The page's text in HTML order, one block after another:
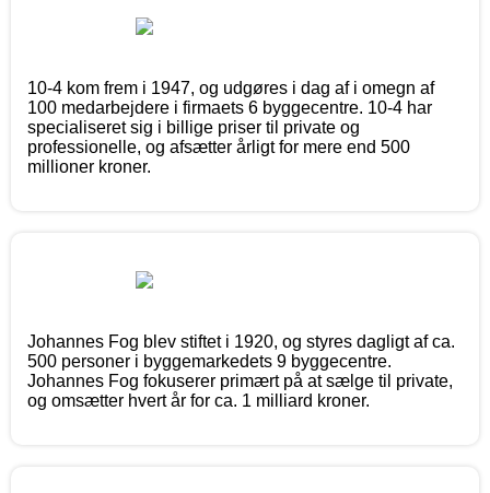
10-4 kom frem i 1947, og udgøres i dag af i omegn af
100 medarbejdere i firmaets 6 byggecentre. 10-4 har
specialiseret sig i billige priser til private og
professionelle, og afsætter årligt for mere end 500
millioner kroner.
Johannes Fog blev stiftet i 1920, og styres dagligt af ca.
500 personer i byggemarkedets 9 byggecentre.
Johannes Fog fokuserer primært på at sælge til private,
og omsætter hvert år for ca. 1 milliard kroner.